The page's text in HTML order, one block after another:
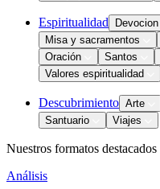
Espiritualidad Devocion
Misa y sacramentos
Oración
Santos
Valores espiritualidad
Descubrimiento Arte
Santuario
Viajes
Nuestros formatos destacados
Análisis